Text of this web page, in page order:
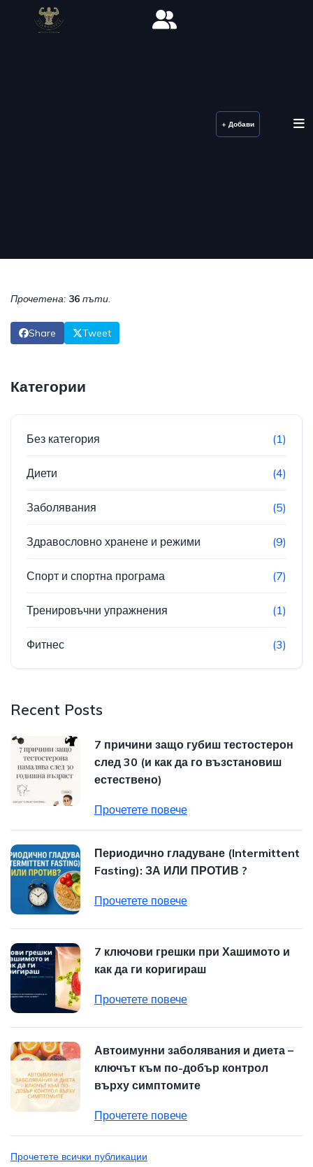
+ Добави
Прочетена: 36 пъти.
Share Tweet
Категории
Без категория (1)
Диети (4)
Заболявания (5)
Здравословно хранене и режими (9)
Спорт и спортна програма (7)
Тренировъчни упражнения (1)
Фитнес (3)
Recent Posts
7 причини защо губиш тестостерон
след 30 (и как да го възстановиш
естествено)
Прочетете повече
Периодично гладуване (Intermittent
Fasting): ЗА ИЛИ ПРОТИВ ?
Прочетете повече
7 ключови грешки при Хашимото и
как да ги коригираш
Прочетете повече
Автоимунни заболявания и диета –
ключът към по-добър контрол
върху симптомите
Прочетете повече
Прочетете всички публикации